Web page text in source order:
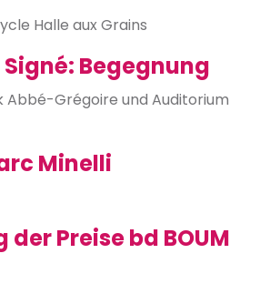
Halle aux Grains
Begegnung
Abbé-Grégoire und Auditorium
Minelli
Preise bd BOUM